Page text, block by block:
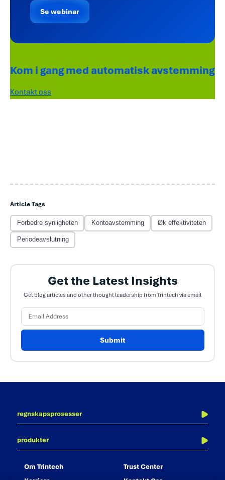
Se webinar
Kom i gang med automatisk avstemming
Kontakt oss
Article Tags
Forbedre synligheten Kontoavstemming Øk effektiviteten
Periodeavslutning
Get the Latest Insights
Get blog articles and other thought leadership from Trintech via email
Submit
regnskapsprosesser
produkter
om trintech
trust center